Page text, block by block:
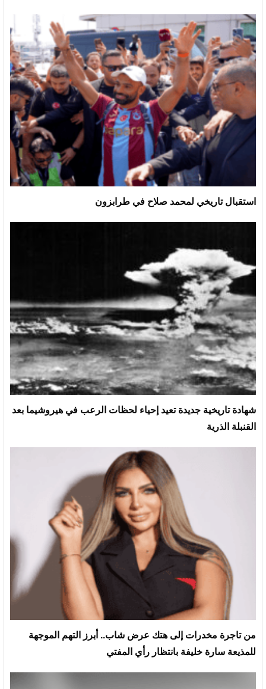
استقبال تاريخي لمحمد صلاح في طرابزون
شهادة تاريخية جديدة تعيد إحياء لحظات الرعب في هيروشيما بعد
القنبلة الذرية
من تاجرة مخدرات إلى هتك عرض شاب.. أبرز التهم الموجهة
للمذيعة سارة خليفة بانتظار رأي المفتي